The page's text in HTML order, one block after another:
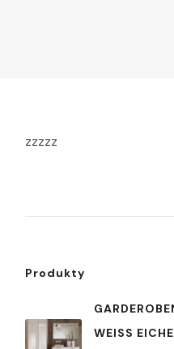
zzzzz
Produkty
WEISS EICHE